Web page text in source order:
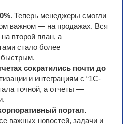
. Теперь менеджеры смогли
важном — на продажах. Вся
второй план, а
стало более
быстрым.
сократились почти до
и интеграциям с “1С-
точной, а отчеты —
портал.
важных новостей, задачи и